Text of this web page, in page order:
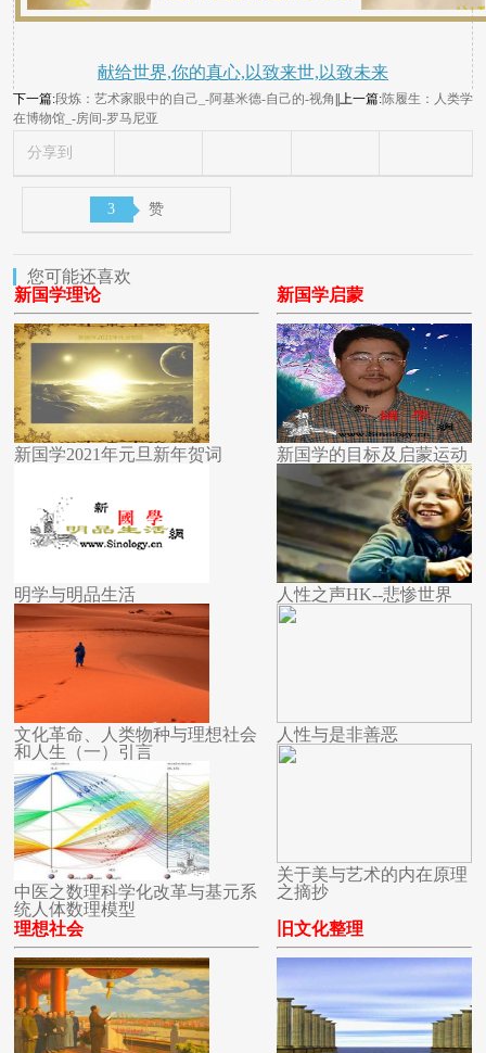
献给世界,你的真心,以致来世,以致未来
下一篇:段炼：艺术家眼中的自己_-阿基米德-自己的-视角 ||上一篇:陈履生：人类学
在博物馆_-房间-罗马尼亚
分享到
3 赞
您可能还喜欢
新国学理论
新国学2021年元旦新年贺词
明学与明品生活
文化革命、人类物种与理想社会
和人生（一）引言
中医之数理科学化改革与基元系
统人体数理模型
新国学启蒙
新国学的目标及启蒙运动
人性之声HK--悲惨世界
人性与是非善恶
关于美与艺术的内在原理
之摘抄
理想社会
旧文化整理